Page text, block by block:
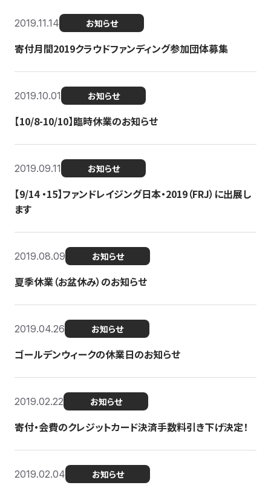
2019.11.14 お知らせ
寄付月間2019クラウドファンディング参加団体募集
2019.10.01 お知らせ
【10/8-10/10】臨時休業のお知らせ
2019.09.11 お知らせ
【9/14 ・15】ファンドレイジング日本・2019（FRJ）に出展し
ます
2019.08.09 お知らせ
夏季休業（お盆休み）のお知らせ
2019.04.26 お知らせ
ゴールデンウィークの休業日のお知らせ
2019.02.22 お知らせ
寄付・会費のクレジットカード決済手数料引き下げ決定！
2019.02.04 お知らせ